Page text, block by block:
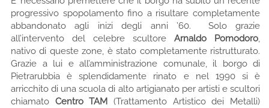
progressivo spopolamento fino a risultare completamente
abbandonato agli inizi degli anni ’60. Solo grazie
all’intervento del celebre scultore Arnaldo Pomodoro,
nativo di queste zone, è stato completamente ristrutturato.
Grazie a lui e all’amministrazione comunale, il borgo di
Pietrarubbia è splendidamente rinato e nel 1990 si è
arricchito di una scuola di alto artigianato per artisti e scultori
chiamato Centro TAM
(Trattamento Artistico dei Metalli)